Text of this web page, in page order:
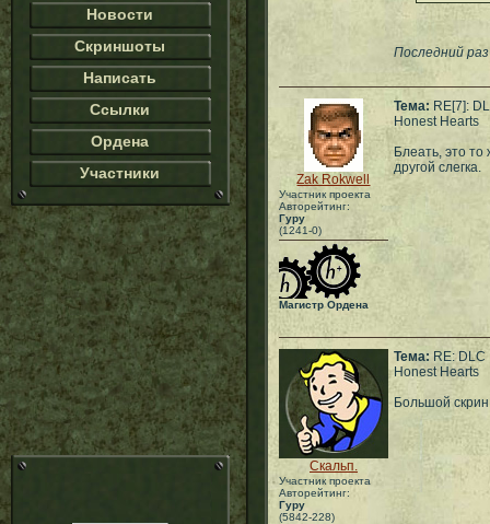
Новости
Скриншоты
Написать
Ссылки
Ордена
Участники
Последний
Zak Rokwell
Участник проекта
Авторейтинг:
Гуру
(1241-0)
Магистр Ордена
Тема: RE[7]:
Honest Hearts
Блеать, это
другой слегка.
Скальп.
Участник проекта
Авторейтинг:
Гуру
(5842-228)
Тема: RE: DLC
Honest Hearts
Большой